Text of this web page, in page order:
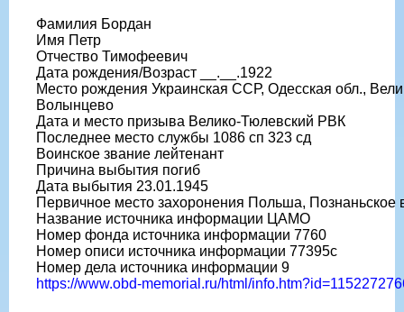
Фамилия Бордан
Имя Петр
Отчество Тимофеевич
Дата рождения/Возраст __.__.1922
Место рождения Украинская ССР, Одесская обл.,
Волынцево
Дата и место призыва Велико-Тюлевский РВК
Последнее место службы 1086 сп 323 сд
Воинское звание лейтенант
Причина выбытия погиб
Дата выбытия 23.01.1945
Первичное место захоронения Польша, Познаньское
Название источника информации ЦАМО
Номер фонда источника информации 7760
Номер описи источника информации 77395с
Номер дела источника информации 9
https://www.obd-memorial.ru/html/